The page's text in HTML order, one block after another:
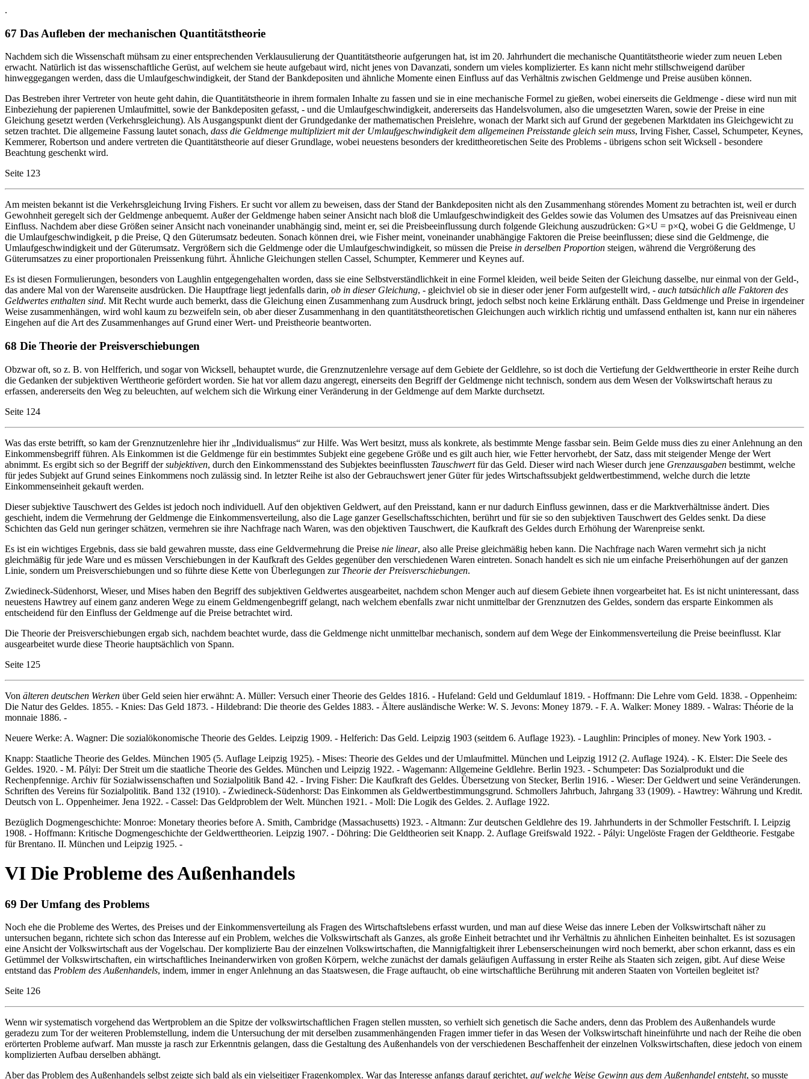
.
67 Das Aufleben der mechanischen Quantitätstheorie
Nachdem sich die Wissenschaft mühsam zu einer entsprechenden Verklausulierung der Quantitätstheorie aufgerungen hat, ist im 20. Jahrhundert die mechanische Quantitätstheorie wieder zum neuen Leben
erwacht. Natürlich ist das wissenschaftliche Gerüst, auf welchem sie heute aufgebaut wird, nicht jenes von Davanzati, sondern um vieles komplizierter. Es kann nicht mehr stillschweigend darüber
hinweggegangen werden, dass die Umlaufgeschwindigkeit, der Stand der Bankdepositen und ähnliche Momente einen Einfluss auf das Verhältnis zwischen Geldmenge und Preise ausüben können.
Das Bestreben ihrer Vertreter von heute geht dahin, die Quantitätstheorie in ihrem formalen Inhalte zu fassen und sie in eine mechanische Formel zu gießen, wobei einerseits die Geldmenge - diese wird nun mit
Einbeziehung der papierenen Umlaufmittel, sowie der Bankdepositen gefasst, - und die Umlaufgeschwindigkeit, andererseits das Handelsvolumen, also die umgesetzten Waren, sowie der Preise in eine
Gleichung gesetzt werden (Verkehrsgleichung). Als Ausgangspunkt dient der Grundgedanke der mathematischen Preislehre, wonach der Markt sich auf Grund der gegebenen Marktdaten ins Gleichgewicht zu
setzen trachtet. Die allgemeine Fassung lautet sonach, dass die Geldmenge multipliziert mit der Umlaufgeschwindigkeit dem allgemeinen Preisstande gleich sein muss, Irving Fisher, Cassel, Schumpeter, Keynes,
Kemmerer, Robertson und andere vertreten die Quantitätstheorie auf dieser Grundlage, wobei neuestens besonders der kredittheoretischen Seite des Problems - übrigens schon seit Wicksell - besondere
Beachtung geschenkt wird.
Seite 123
Am meisten bekannt ist die Verkehrsgleichung Irving Fishers. Er sucht vor allem zu beweisen, dass der Stand der Bankdepositen nicht als den Zusammenhang störendes Moment zu betrachten ist, weil er durch
Gewohnheit geregelt sich der Geldmenge anbequemt. Außer der Geldmenge haben seiner Ansicht nach bloß die Umlaufgeschwindigkeit des Geldes sowie das Volumen des Umsatzes auf das Preisniveau einen
Einfluss. Nachdem aber diese Größen seiner Ansicht nach voneinander unabhängig sind, meint er, sei die Preisbeeinflussung durch folgende Gleichung auszudrücken: G×U = p×Q, wobei G die Geldmenge, U
die Umlaufgeschwindigkeit, p die Preise, Q den Güterumsatz bedeuten. Sonach können drei, wie Fisher meint, voneinander unabhängige Faktoren die Preise beeinflussen; diese sind die Geldmenge, die
Umlaufgeschwindigkeit und der Güterumsatz. Vergrößern sich die Geldmenge oder die Umlaufgeschwindigkeit, so müssen die Preise in derselben Proportion steigen, während die Vergrößerung des
Güterumsatzes zu einer proportionalen Preissenkung führt. Ähnliche Gleichungen stellen Cassel, Schumpter, Kemmerer und Keynes auf.
Es ist diesen Formulierungen, besonders von Laughlin entgegengehalten worden, dass sie eine Selbstverständlichkeit in eine Formel kleiden, weil beide Seiten der Gleichung dasselbe, nur einmal von der Geld-,
das andere Mal von der Warenseite ausdrücken. Die Hauptfrage liegt jedenfalls darin, ob in dieser Gleichung, - gleichviel ob sie in dieser oder jener Form aufgestellt wird, - auch tatsächlich alle Faktoren des
Geldwertes enthalten sind. Mit Recht wurde auch bemerkt, dass die Gleichung einen Zusammenhang zum Ausdruck bringt, jedoch selbst noch keine Erklärung enthält. Dass Geldmenge und Preise in irgendeiner
Weise zusammenhängen, wird wohl kaum zu bezweifeln sein, ob aber dieser Zusammenhang in den quantitätstheoretischen Gleichungen auch wirklich richtig und umfassend enthalten ist, kann nur ein näheres
Eingehen auf die Art des Zusammenhanges auf Grund einer Wert- und Preistheorie beantworten.
68 Die Theorie der Preisverschiebungen
Obzwar oft, so z. B. von Helfferich, und sogar von Wicksell, behauptet wurde, die Grenznutzenlehre versage auf dem Gebiete der Geldlehre, so ist doch die Vertiefung der Geldwerttheorie in erster Reihe durch
die Gedanken der subjektiven Werttheorie gefördert worden. Sie hat vor allem dazu angeregt, einerseits den Begriff der Geldmenge nicht technisch, sondern aus dem Wesen der Volkswirtschaft heraus zu
erfassen, andererseits den Weg zu beleuchten, auf welchem sich die Wirkung einer Veränderung in der Geldmenge auf dem Markte durchsetzt.
Seite 124
Was das erste betrifft, so kam der Grenznutzenlehre hier ihr „Individualismus“ zur Hilfe. Was Wert besitzt, muss als konkrete, als bestimmte Menge fassbar sein. Beim Gelde muss dies zu einer Anlehnung an den
Einkommensbegriff führen. Als Einkommen ist die Geldmenge für ein bestimmtes Subjekt eine gegebene Größe und es gilt auch hier, wie Fetter hervorhebt, der Satz, dass mit steigender Menge der Wert
abnimmt. Es ergibt sich so der Begriff dersubjektiven, durch den Einkommensstand des Subjektes beeinflussten Tauschwertfür das Geld. Dieser wird nach Wieser durch jene Grenzausgaben bestimmt, welche
für jedes Subjekt auf Grund seines Einkommens noch zulässig sind. In letzter Reihe ist also der Gebrauchswert jener Güter für jedes Wirtschaftssubjekt geldwertbestimmend, welche durch die letzte
Einkommenseinheit gekauft werden.
Dieser subjektive Tauschwert des Geldes ist jedoch noch individuell. Auf den objektiven Geldwert, auf den Preisstand, kann er nur dadurch Einfluss gewinnen, dass er die Marktverhältnisse ändert. Dies
geschieht, indem die Vermehrung der Geldmenge die Einkommensverteilung, also die Lage ganzer Gesellschaftsschichten, berührt und für sie so den subjektiven Tauschwert des Geldes senkt. Da diese
Schichten das Geld nun geringer schätzen, vermehren sie ihre Nachfrage nach Waren, was den objektiven Tauschwert, die Kaufkraft des Geldes durch Erhöhung der Warenpreise senkt.
Es ist ein wichtiges Ergebnis, dass sie bald gewahren musste, dass eine Geldvermehrung die Preise nie linear, also alle Preise gleichmäßig heben kann. Die Nachfrage nach Waren vermehrt sich ja nicht
gleichmäßig für jede Ware und es müssen Verschiebungen in der Kaufkraft des Geldes gegenüber den verschiedenen Waren eintreten. Sonach handelt es sich nie um einfache Preiserhöhungen auf der ganzen
Linie, sondern um Preisverschiebungen und so führte diese Kette von Überlegungen zur Theorie der Preisverschiebungen.
Zwiedineck-Südenhorst, Wieser, und Mises haben den Begriff des subjektiven Geldwertes ausgearbeitet, nachdem schon Menger auch auf diesem Gebiete ihnen vorgearbeitet hat. Es ist nicht uninteressant, dass
neuestens Hawtrey auf einem ganz anderen Wege zu einem Geldmengenbegriff gelangt, nach welchem ebenfalls zwar nicht unmittelbar der Grenznutzen des Geldes, sondern das ersparte Einkommen als
entscheidend für den Einfluss der Geldmenge auf die Preise betrachtet wird.
Die Theorie der Preisverschiebungen ergab sich, nachdem beachtet wurde, dass die Geldmenge nicht unmittelbar mechanisch, sondern auf dem Wege der Einkommensverteilung die Preise beeinflusst. Klar
ausgearbeitet wurde diese Theorie hauptsächlich von Spann.
Seite 125
Von älteren deutschen Werken über Geld seien hier erwähnt: A. Müller: Versuch einer Theorie des Geldes 1816. - Hufeland: Geld und Geldumlauf 1819. - Hoffmann: Die Lehre vom Geld. 1838. - Oppenheim:
Die Natur des Geldes. 1855. - Knies: Das Geld 1873. - Hildebrand: Die theorie des Geldes 1883. - Ältere ausländische Werke: W. S. Jevons: Money 1879. - F. A. Walker: Money 1889. - Walras: Théorie de la
monnaie 1886. -
Neuere Werke: A. Wagner: Die sozialökonomische Theorie des Geldes. Leipzig 1909. - Helferich: Das Geld. Leipzig 1903 (seitdem 6. Auflage 1923). - Laughlin: Principles of money. New York 1903. -
Knapp: Staatliche Theorie des Geldes. München 1905 (5. Auflage Leipzig 1925). - Mises: Theorie des Geldes und der Umlaufmittel. München und Leipzig 1912 (2. Auflage 1924). - K. Elster: Die Seele des
Geldes. 1920. - M. Pályi: Der Streit um die staatliche Theorie des Geldes. München und Leipzig 1922. - Wagemann: Allgemeine Geldlehre. Berlin 1923. - Schumpeter: Das Sozialprodukt und die
Rechenpfennige. Archiv für Sozialwissenschaften und Sozialpolitik Band 42. - Irving Fisher: Die Kaufkraft des Geldes. Übersetzung von Stecker, Berlin 1916. - Wieser: Der Geldwert und seine Veränderungen.
Schriften des Vereins für Sozialpolitik. Band 132 (1910). - Zwiedineck-Südenhorst: Das Einkommen als Geldwertbestimmungsgrund. Schmollers Jahrbuch, Jahrgang 33 (1909). - Hawtrey: Währung und Kredit.
Deutsch von L. Oppenheimer. Jena 1922. - Cassel: Das Geldproblem der Welt. München 1921. - Moll: Die Logik des Geldes. 2. Auflage 1922.
Bezüglich Dogmengeschichte: Monroe: Monetary theories before A. Smith, Cambridge (Massachusetts) 1923. - Altmann: Zur deutschen Geldlehre des 19. Jahrhunderts in der Schmoller Festschrift. I. Leipzig
1908. - Hoffmann: Kritische Dogmengeschichte der Geldwerttheorien. Leipzig 1907. - Döhring: Die Geldtheorien seit Knapp. 2. Auflage Greifswald 1922. - Pályi: Ungelöste Fragen der Geldtheorie. Festgabe
für Brentano. II. München und Leipzig 1925. -
VI Die Probleme des Außenhandels
69 Der Umfang des Problems
Noch ehe die Probleme des Wertes, des Preises und der Einkommensverteilung als Fragen des Wirtschaftslebens erfasst wurden, und man auf diese Weise das innere Leben der Volkswirtschaft näher zu
untersuchen begann, richtete sich schon das Interesse auf ein Problem, welches die Volkswirtschaft als Ganzes, als große Einheit betrachtet und ihr Verhältnis zu ähnlichen Einheiten beinhaltet. Es ist sozusagen
eine Ansicht der Volkswirtschaft aus der Vogelschau. Der komplizierte Bau der einzelnen Volkswirtschaften, die Mannigfaltigkeit ihrer Lebenserscheinungen wird noch bemerkt, aber schon erkannt, dass es ein
Getümmel der Volkswirtschaften, ein wirtschaftliches Ineinanderwirken von großen Körpern, welche zunächst der damals geläufigen Auffassung in erster Reihe als Staaten sich zeigen, gibt. Auf diese Weise
entstand das Problem des Außenhandels, indem, immer in enger Anlehnung an das Staatswesen, die Frage auftaucht, ob eine wirtschaftliche Berührung mit anderen Staaten von Vorteilen begleitet ist?
Seite 126
Wenn wir systematisch vorgehend das Wertproblem an die Spitze der volkswirtschaftlichen Fragen stellen mussten, so verhielt sich genetisch die Sache anders, denn das Problem des Außenhandels wurde
geradezu zum Tor der weiteren Problemstellung, indem die Untersuchung der mit derselben zusammenhängenden Fragen immer tiefer in das Wesen der Volkswirtschaft hineinführte und nach der Reihe die oben
erörterten Probleme aufwarf. Man musste ja rasch zur Erkenntnis gelangen, dass die Gestaltung des Außenhandels von der verschiedenen Beschaffenheit der einzelnen Volkswirtschaften, diese jedoch von einem
komplizierten Aufbau derselben abhängt.
Aber das Problem des Außenhandels selbst zeigte sich bald als ein vielseitiger Fragenkomplex. War das Interesse anfangs darauf gerichtet, auf welche Weise Gewinn aus dem Außenhandel entsteht, so musste